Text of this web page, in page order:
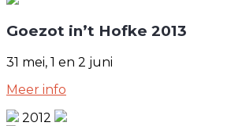
Goezot in’t Hofke 2013
31 mei, 1 en 2 juni
Meer info
2012